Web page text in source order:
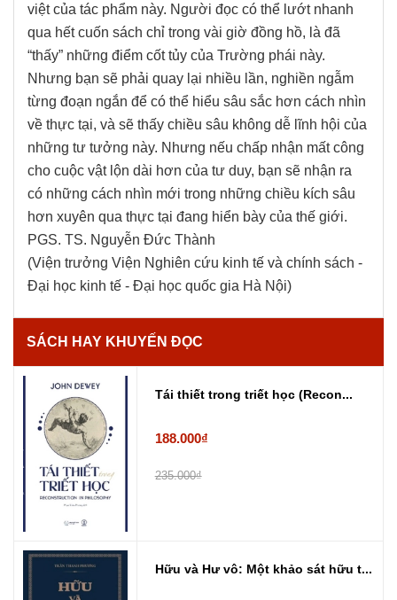
việt của tác phẩm này. Người đọc có thể lướt nhanh
qua hết cuốn sách chỉ trong vài giờ đồng hồ, là đã
“thấy” những điểm cốt tủy của Trường phái này.
Nhưng bạn sẽ phải quay lại nhiều lần, nghiền ngẫm
từng đoạn ngắn để có thể hiểu sâu sắc hơn cách nhìn
về thực tại, và sẽ thấy chiều sâu không dễ lĩnh hội của
những tư tưởng này. Nhưng nếu chấp nhận mất công
cho cuộc vật lộn dài hơn của tư duy, bạn sẽ nhận ra
có những cách nhìn mới trong những chiều kích sâu
hơn xuyên qua thực tại đang hiển bày của thế giới.
PGS. TS. Nguyễn Đức Thành
(Viện trưởng Viện Nghiên cứu kinh tế và chính sách -
Đại học kinh tế - Đại học quốc gia Hà Nội)
SÁCH HAY KHUYẾN ĐỌC
Tái thiết trong triết học (Recon...
188.000₫
235.000₫
Hữu và Hư vô: Một khảo sát hữu t...